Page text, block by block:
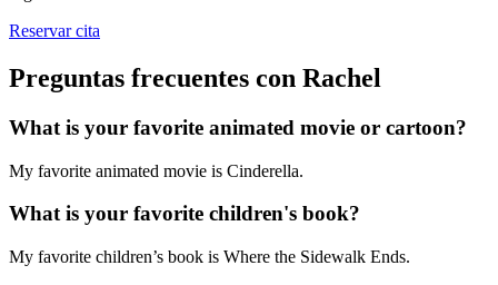
Reservar cita
Preguntas frecuentes con Rachel
What is your favorite animated movie or cartoon?
My favorite animated movie is Cinderella.
What is your favorite children's book?
My favorite children’s book is Where the Sidewalk Ends.